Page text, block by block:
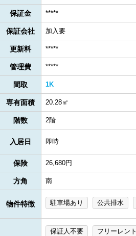
保証金 *****
保証会社 加入要
更新料 *****
管理費 *****
間取 1K
専有面積 20.28㎡
階数 2階
入居日 即時
保険 26,680円
方角 南
物件特徴 駐車場あり 公共排水
保証人不要 フリーレント